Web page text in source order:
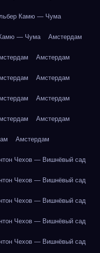
Камю — Чума
— Чума Амстердам
Амстердам
Амстердам
Амстердам
Амстердам
Амстердам
Чехов — Вишнёвый сад
Чехов — Вишнёвый сад
Чехов — Вишнёвый сад
Чехов — Вишнёвый сад
Чехов — Вишнёвый сад